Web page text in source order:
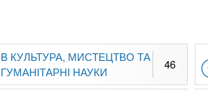
B КУЛЬТУРА, МИСТЕЦТВО ТА
ГУМАНІТАРНІ НАУКИ
46